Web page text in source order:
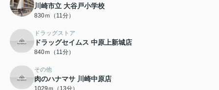
川崎市立 大谷戸小学校
830ｍ（11分）
ドラッグストア
ドラッグセイムス 中原上新城店
840ｍ（11分）
その他
肉のハナマサ 川崎中原店